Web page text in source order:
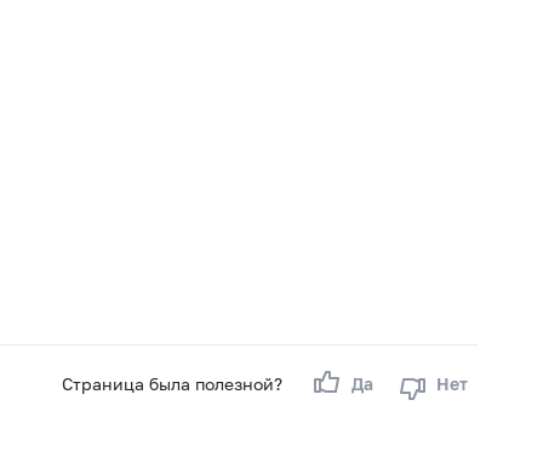
Страница была полезной? Да Нет